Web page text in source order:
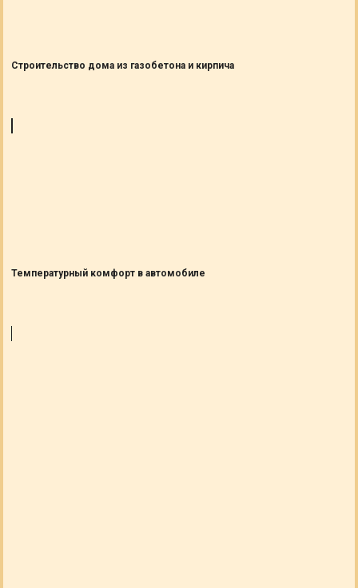
Строительство дома из газобетона и кирпича
Температурный комфорт в автомобиле